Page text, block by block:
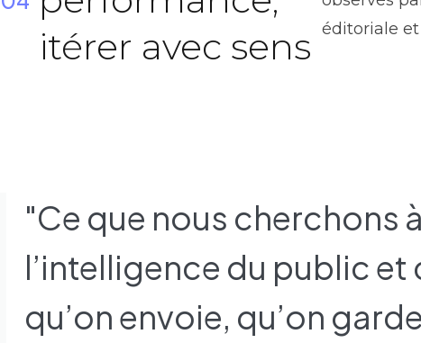
itérer avec sens éditoriale
"Ce que nous cherchons
l’intelligence du public
qu’on envoie, qu’on